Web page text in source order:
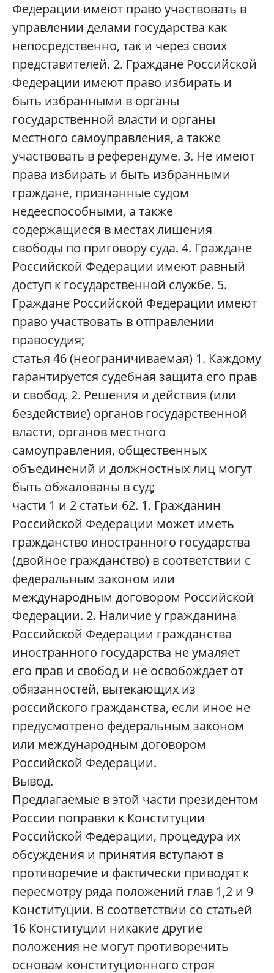
Федерации имеют право участвовать в
управлении делами государства как
непосредственно, так и через своих
представителей. 2. Граждане Российской
Федерации имеют право избирать и
быть избранными в органы
государственной власти и органы
местного самоуправления, а также
участвовать в референдуме. 3. Не имеют
права избирать и быть избранными
граждане, признанные судом
недееспособными, а также
содержащиеся в местах лишения
свободы по приговору суда. 4. Граждане
Российской Федерации имеют равный
доступ к государственной службе. 5.
Граждане Российской Федерации имеют
право участвовать в отправлении
правосудия;
статья 46 (неограничиваемая) 1. Каждому
гарантируется судебная защита его прав
и свобод. 2. Решения и действия (или
бездействие) органов государственной
власти, органов местного
самоуправления, общественных
объединений и должностных лиц могут
быть обжалованы в суд;
части 1 и 2 статьи 62. 1. Гражданин
Российской Федерации может иметь
гражданство иностранного государства
(двойное гражданство) в соответствии с
федеральным законом или
международным договором Российской
Федерации. 2. Наличие у гражданина
Российской Федерации гражданства
иностранного государства не умаляет
его прав и свобод и не освобождает от
обязанностей, вытекающих из
российского гражданства, если иное не
предусмотрено федеральным законом
или международным договором
Российской Федерации.
Вывод.
Предлагаемые в этой части президентом
России поправки к Конституции
Российской Федерации, процедура их
обсуждения и принятия вступают в
противоречие и фактически приводят к
пересмотру ряда положений глав 1,2 и 9
Конституции. В соответствии со статьей
16 Конституции никакие другие
положения не могут противоречить
основам конституционного строя